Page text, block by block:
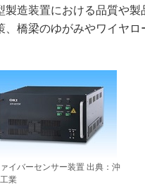
造装置における品質や製
橋梁のゆがみやワイヤ
イバーセンサー装置 出典：沖
業